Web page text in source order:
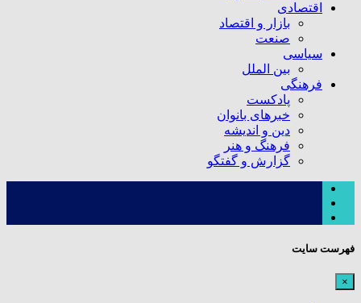
اقتصادی
بازار و اقتصاد
صنعت
سیاسی
بین الملل
فرهنگی
پادکست
خبرهای بانوان
دین و اندیشه
فرهنگ و هنر
گزارش و گفتگو
فهرست سایت
×